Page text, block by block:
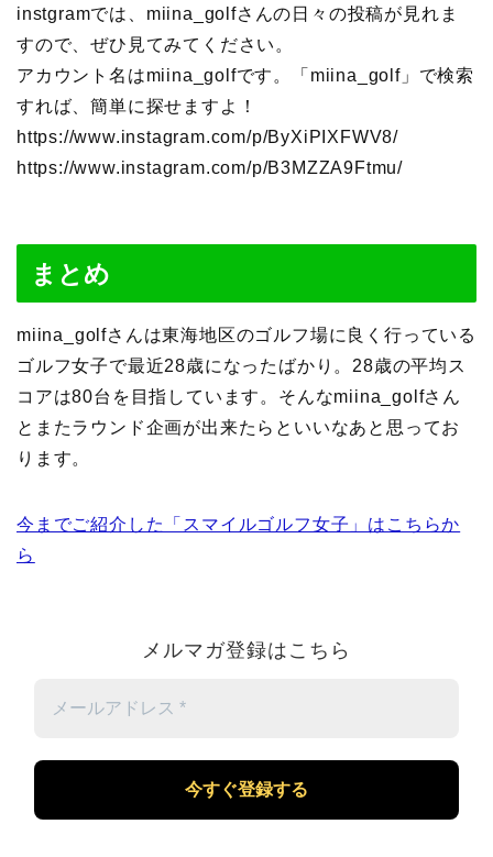
instgramでは、miina_golfさんの日々の投稿が見れま
すので、ぜひ見てみてください。
アカウント名はmiina_golfです。「miina_golf」で検索
すれば、簡単に探せますよ！
https://www.instagram.com/p/ByXiPIXFWV8/
https://www.instagram.com/p/B3MZZA9Ftmu/
まとめ
miina_golfさんは東海地区のゴルフ場に良く行っている
ゴルフ女子で最近28歳になったばかり。28歳の平均ス
コアは80台を目指しています。そんなmiina_golfさん
とまたラウンド企画が出来たらといいなあと思ってお
ります。
今までご紹介した「スマイルゴルフ女子」はこちらか
ら
メルマガ登録はこちら
ー
ア
レ